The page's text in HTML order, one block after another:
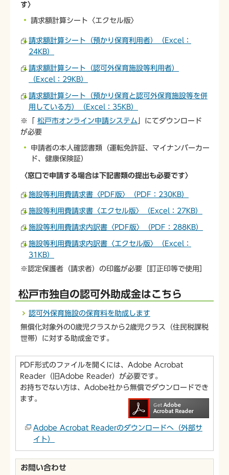
す〉
請求額計算シート〈エクセル版〉
請求額計算シート（預かり保育利用者）（Excel：
24KB）
請求額計算シート（認可外保育施設等利用者）
（Excel：29KB）
請求額計算シート（預かり保育と認可外保育施設等を併
用している方）（Excel：35KB）
※「 松戸市オンライン申請システム
」にてダウンロード
が必要
申請者の本人確認書類（運転免許証、マイナンバーカー
ド、健康保険証）
〈窓口で申請する場合は下記書類の提出も必要です〉
施設等利用費請求書〈PDF版〉（PDF：230KB）
施設等利用費請求書〈エクセル版〉（Excel：27KB）
施設等利用費請求内訳書〈PDF版〉（PDF：288KB）
施設等利用費請求内訳書〈エクセル版〉（Excel：
31KB）
※認定保護者（請求者）の印鑑が必要［訂正印等で使用］
松戸市独自の認可外助成金はこちら
認可外保育施設の保育料を助成します
無償化対象外の0歳児クラスから2歳児クラス（住民税課税
世帯）に対する助成金です。
PDF形式のファイルを開くには、Adobe Acrobat
Reader（旧Adobe Reader）が必要です。
お持ちでない方は、Adobe社から無償でダウンロードでき
ます。
Adobe Acrobat Readerのダウンロードへ（外部サ
イト）
お問い合わせ